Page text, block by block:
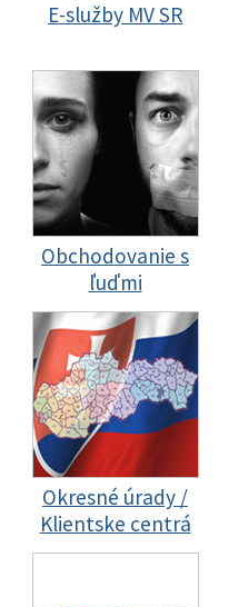
E-služby MV SR
Obchodovanie s
ľuďmi
Okresné úrady /
Klientske centrá